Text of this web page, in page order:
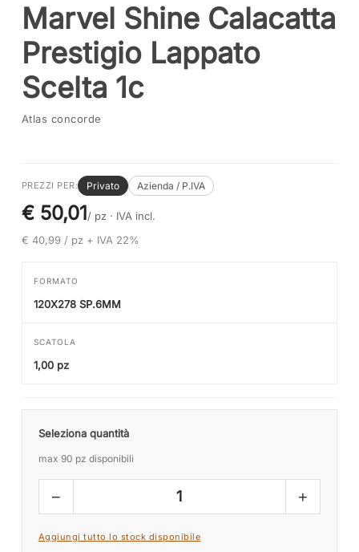
Marvel Shine Calacatta
Prestigio Lappato
Scelta 1c
Atlas concorde
PREZZI PER: Privato Azienda / P.IVA
€ 50,01/ pz · IVA incl.
€ 40,99 / pz + IVA 22%
FORMATO
120X278 SP.6MM
SCATOLA
1,00 pz
Seleziona quantità
max 90 pz disponibili
− 1 +
Aggiungi tutto lo stock disponibile